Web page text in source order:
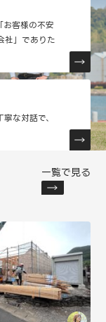
お客様の不安
社」でありた
な対話で、
一覧で見る